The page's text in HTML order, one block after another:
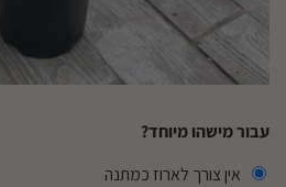
עבור מישהו מיוחד?
אין צורך לארוז כמתנה